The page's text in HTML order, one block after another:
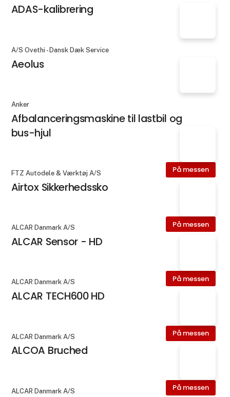
ADAS-kalibrering
A/S Ovethi - Dansk Dæk Service
Aeolus
Anker
Afbalanceringsmaskine til lastbil og
bus-hjul
På messen
FTZ Autodele & Værktøj A/S
Airtox Sikkerhedssko
På messen
ALCAR Danmark A/S
ALCAR Sensor - HD
På messen
ALCAR Danmark A/S
ALCAR TECH600 HD
På messen
ALCAR Danmark A/S
ALCOA Bruched
På messen
ALCAR Danmark A/S